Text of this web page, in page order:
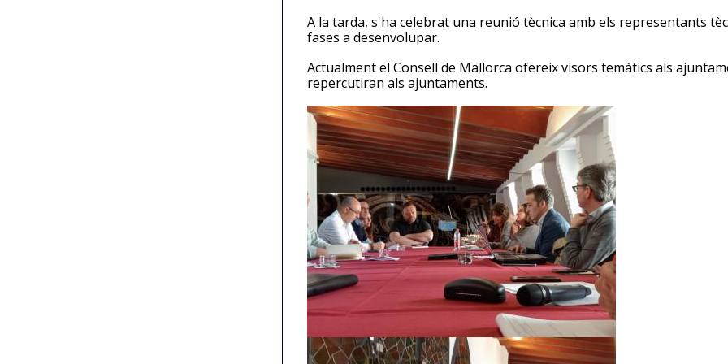
A la tarda, s'ha celebrat una reunió tècnica amb els representants
fases a desenvolupar.
Actualment el Consell de Mallorca ofereix visors temàtics als
repercutiran als ajuntaments.